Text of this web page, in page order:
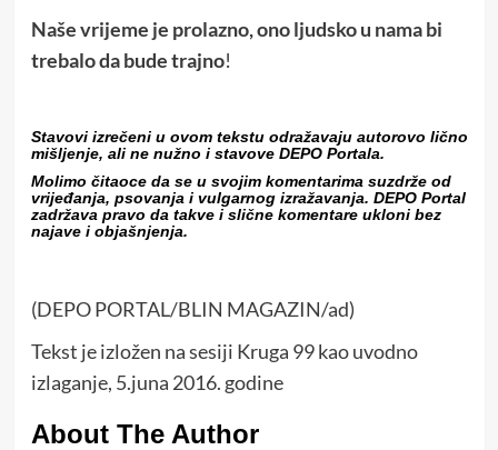
Naše vrijeme je prolazno, ono ljudsko u nama bi
trebalo da bude trajno!
Stavovi izrečeni u ovom tekstu odražavaju autorovo lično
mišljenje, ali ne nužno i stavove DEPO Portala.
Molimo čitaoce da se u svojim komentarima suzdrže od
vrijeđanja, psovanja i vulgarnog izražavanja. DEPO Portal
zadržava pravo da takve i slične komentare ukloni bez
najave i objašnjenja.
(DEPO PORTAL/BLIN MAGAZIN/ad)
Tekst je izložen na sesiji Kruga 99 kao uvodno
izlaganje, 5.juna 2016. godine
About The Author